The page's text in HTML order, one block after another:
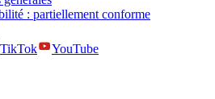
: partiellement conforme
TikTok
YouTube